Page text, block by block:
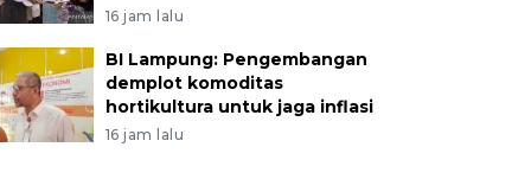
16 jam lalu
BI Lampung: Pengembangan
demplot komoditas
hortikultura untuk jaga inflasi
16 jam lalu